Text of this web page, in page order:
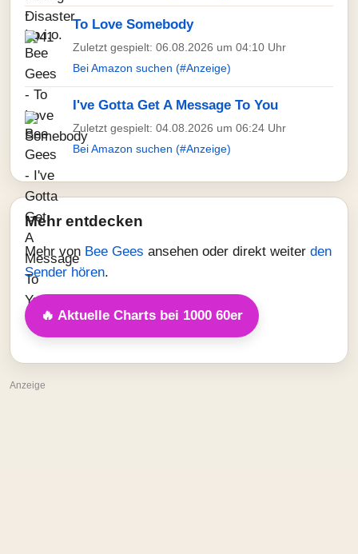
To Love Somebody
Zuletzt gespielt: 06.08.2026 um 04:10 Uhr
Bei Amazon suchen (#Anzeige)
I've Gotta Get A Message To You
Zuletzt gespielt: 04.08.2026 um 06:24 Uhr
Bei Amazon suchen (#Anzeige)
Mehr entdecken
Mehr von Bee Gees ansehen oder direkt weiter den
Sender hören.
🔥 Aktuelle Charts bei 1000 60er
Anzeige